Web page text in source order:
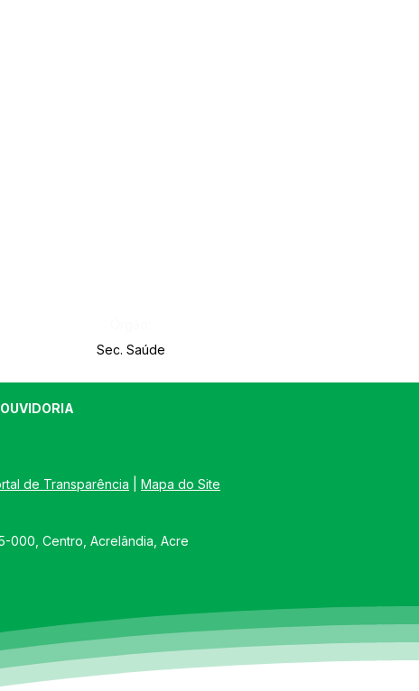
Sec. Saúde
de Transparência Mapa do Site
000, Centro, Acrelândia, Acre